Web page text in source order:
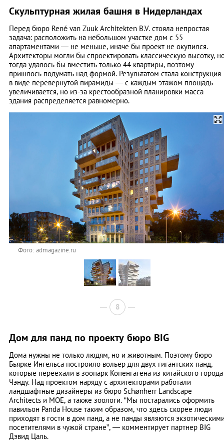
Скульптурная жилая башня в Нидерландах
Перед бюро René van Zuuk Architekten B.V. стояла непростая
задача: расположить на небольшом участке дом с 55
апартаментами — не меньше, иначе бы проект не окупился.
Архитекторы могли бы спроектировать классическую высотку,
тогда удалось бы вместить только 44 квартиры, поэтому
пришлось подумать над формой. Результатом стала конструкция
в виде перевернутой пирамиды — с каждым этажом площадь
увеличивается, но из-за крестообразной планировки масса
здания распределяется равномерно.
Фото: admagazine.ru
8
Дом для панд по проекту бюро BIG
Дома нужны не только людям, но и животным. Поэтому бюро
Бьярке Ингельса построило вольер для двух гигантских панд,
которые переехали в зоопарк Копенгагена из китайского города
Чэнду. Над проектом наряду с архитекторами работали
ландшафтные дизайнеры из бюро Schønherr Landscape
Architects и MOE, а также зоологи. “Мы постарались оформить
павильон Panda House таким образом, что здесь скорее люди
приходят в гости в дом панд, а не панды являются
посетителями в чужой стране”, — комментирует партнер BIG
Дэвид Цаль.